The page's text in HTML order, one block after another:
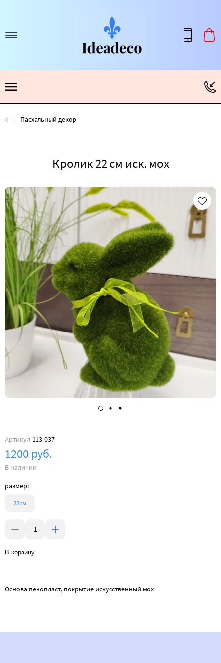
Пасхальный декор
Кролик 22 см иск. мох
Артикул 113-037
1200 руб.
В наличии
размер:
22см
В корзину
Основа пенопласт, покрытие искусственный мох